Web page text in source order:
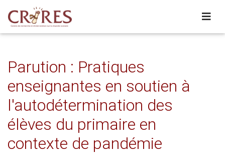
Parution : Pratiques
enseignantes en soutien à
l'autodétermination des
élèves du primaire en
contexte de pandémie